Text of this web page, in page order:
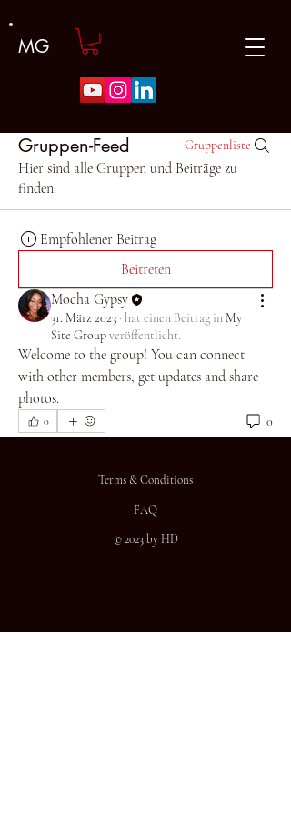
MG
Gruppen-Feed Gruppenliste
Hier sind alle Gruppen und Beiträge zu
finden.
Empfohlener Beitrag
Beitreten
Mocha Gypsy
31. März 2023 · hat einen Beitrag in My
Site Groupveröffentlicht.
Welcome to the group! You can connect
with other members, get updates and share
photos.
0 0
Terms & Conditions
FAQ
© 2023 by HD